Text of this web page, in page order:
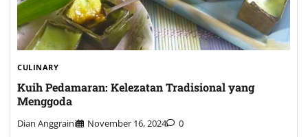
Asal-Usul Mi Aceh Goreng Mi Aceh Goreng adalah
salah satu variasi kuliner yang berasal dari Provinsi
Aceh, Indonesia. Terkenal dengan cita rasa yang
Search